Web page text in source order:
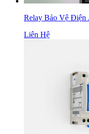
Relay Bảo Vệ
Liên Hệ